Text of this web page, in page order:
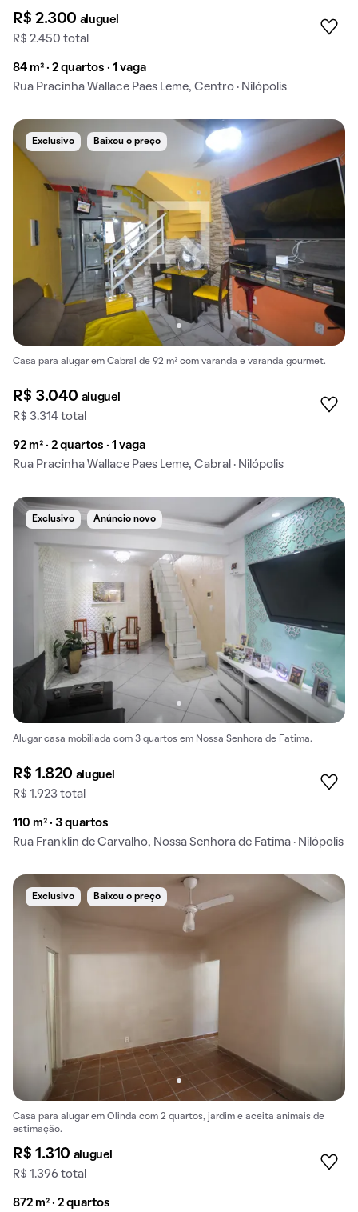
R$ 2.300 aluguel
R$ 2.450 total
84 m² · 2 quartos · 1 vaga
Rua Pracinha Wallace Paes Leme, Centro · Nilópolis
Exclusivo Baixou o preço
Casa para alugar em Cabral de 92 m² com varanda e varanda gourmet.
R$ 3.040 aluguel
R$ 3.314 total
92 m² · 2 quartos · 1 vaga
Rua Pracinha Wallace Paes Leme, Cabral · Nilópolis
Exclusivo Anúncio novo
Alugar casa mobiliada com 3 quartos em Nossa Senhora de Fatima.
R$ 1.820 aluguel
R$ 1.923 total
110 m² · 3 quartos
Rua Franklin de Carvalho, Nossa Senhora de Fatima · Nilópolis
Exclusivo Baixou o preço
Casa para alugar em Olinda com 2 quartos, jardim e aceita animais de
estimação.
R$ 1.310 aluguel
R$ 1.396 total
872 m² · 2 quartos